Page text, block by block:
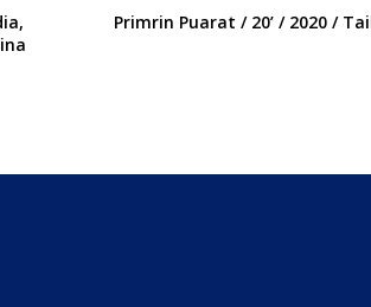
Primrin Puarat / 20’ / 2020 /